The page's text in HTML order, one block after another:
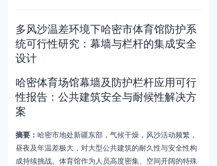
多风沙温差环境下哈密市体育馆防护系
统可行性研究：幕墙与栏杆的集成安全
设计
哈密体育场馆幕墙及防护栏杆应用可行
性报告：公共建筑安全与耐候性解决方
案
摘要： 哈密市地处新疆东部，气候干燥，风沙活动频繁，
昼夜及年温差极大，对大型公共建筑的耐久性与安全性构
成持续挑战。体育馆作为人员高度密集、空间开阔的特殊